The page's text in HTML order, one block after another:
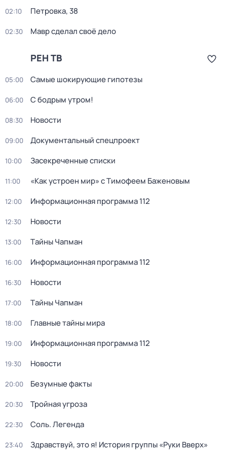
02:10 Петровка, 38
02:30 Мавр сделал своё дело
РЕН ТВ
05:00 Самые шoкиpующие гипотезы
06:00 С бодрым утром!
08:30 Новости
09:00 Документальный спецпроект
10:00 Заcекрeченные списки
11:00 «Как устроен мир» с Тимофеем Баженовым
12:00 Информационная программа 112
12:30 Новости
13:00 Тaйны Чапман
16:00 Информационная программа 112
16:30 Новости
17:00 Тaйны Чапман
18:00 Главные тайны мира
19:00 Информационная программа 112
19:30 Новости
20:00 Безумные факты
20:30 Тройная угроза
22:30 Соль. Легенда
23:40 Здравствуй, это я! История группы «Руки Вверх»